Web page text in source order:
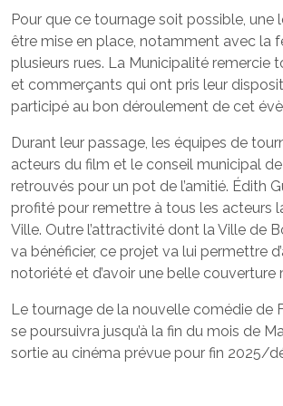
Pour que ce tournage soit possible, une
être mise en place, notamment avec la
plusieurs rues. La Municipalité remercie
et commerçants qui ont pris leur
participé au bon déroulement de cet
Durant leur passage, les équipes de
acteurs du film et le conseil municipal
retrouvés pour un pot de l’amitié. Édith
profité pour remettre à tous les acteurs
Ville. Outre l’attractivité dont la Ville de
va bénéficier, ce projet va lui permettre
notoriété et d’avoir une belle couverture
Le tournage de la nouvelle comédie de
se poursuivra jusqu’à la fin du mois de
sortie au cinéma prévue pour fin 2025/